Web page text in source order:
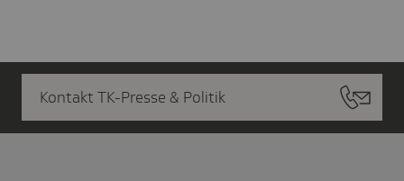
Kontakt TK-Presse & Politik